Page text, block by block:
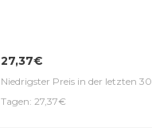
27,37€
Niedrigster Preis in der letzten 30
Tagen: 27,37€